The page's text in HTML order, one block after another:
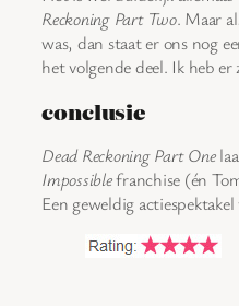
Reckoning Part Two. Maar
was, dan staat er ons nog
het volgende deel. Ik heb er
conclusie
Dead Reckoning Part One
Impossiblefranchise (én
Een geweldig